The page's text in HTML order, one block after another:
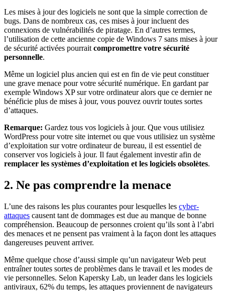
Les mises à jour des logiciels ne sont que la simple correction de
bugs. Dans de nombreux cas, ces mises à jour incluent des
connexions de vulnérabilités de piratage. En d’autres termes,
l’utilisation de cette ancienne copie de Windows 7 sans mises à jour
de sécurité activées pourrait compromettre votre sécurité
personnelle.
Même un logiciel plus ancien qui est en fin de vie peut constituer
une grave menace pour votre sécurité numérique. En gardant par
exemple Windows XP sur votre ordinateur alors que ce dernier ne
bénéficie plus de mises à jour, vous pouvez ouvrir toutes sortes
d’attaques.
Remarque: Gardez tous vos logiciels à jour. Que vous utilisiez
WordPress pour votre site internet ou que vous utilisiez un système
d’exploitation sur votre ordinateur de bureau, il est essentiel de
conserver vos logiciels à jour. Il faut également investir afin de
remplacer les systèmes d’exploitation et les logiciels obsolètes.
2. Ne pas comprendre la menace
L’une des raisons les plus courantes pour lesquelles les cyber-
attaques causent tant de dommages est due au manque de bonne
compréhension. Beaucoup de personnes croient qu’ils sont à l’abri
des menaces et ne pensent pas vraiment à la façon dont les attaques
dangereuses peuvent arriver.
Même quelque chose d’aussi simple qu’un navigateur Web peut
entraîner toutes sortes de problèmes dans le travail et les modes de
vie personnelles. Selon Kapersky Lab, un leader dans les logiciels
antiviraux, 62% du temps, les attaques proviennent de navigateurs